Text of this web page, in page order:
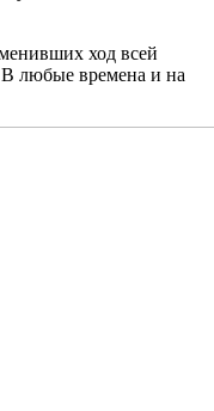
ход всей
любые времена и на